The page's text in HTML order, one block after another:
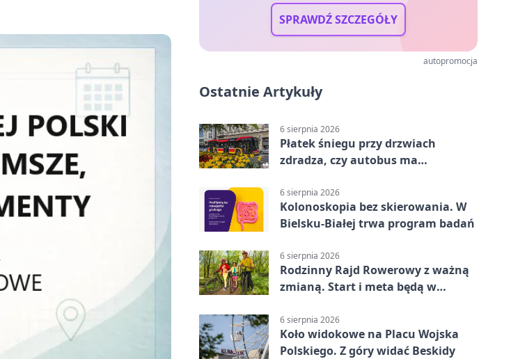
SPRAWDŹ SZCZEGÓŁY
autopromocja
Ostatnie Artykuły
6 sierpnia 2026
Płatek śniegu przy drzwiach
zdradza, czy autobus ma
6 sierpnia 2026
Kolonoskopia bez skierowania. W
Bielsku-Białej trwa program badań
6 sierpnia 2026
Rodzinny Rajd Rowerowy z ważną
zmianą. Start i meta będą w
6 sierpnia 2026
Koło widokowe na Placu Wojska
Polskiego. Z góry widać Beskidy